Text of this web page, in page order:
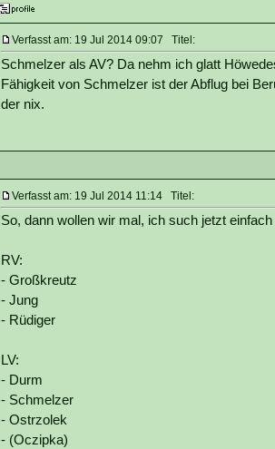
Verfasst am: 19 Jul 2014 09:07 Titel:
Schmelzer als AV? Da nehm ich glatt
Fähigkeit von Schmelzer ist der Abflug bei
der nix.
Verfasst am: 19 Jul 2014 11:14 Titel:
So, dann wollen wir mal, ich such jetzt
RV:
- Großkreutz
- Jung
- Rüdiger
LV:
- Durm
- Schmelzer
- Ostrzolek
- (Oczipka)